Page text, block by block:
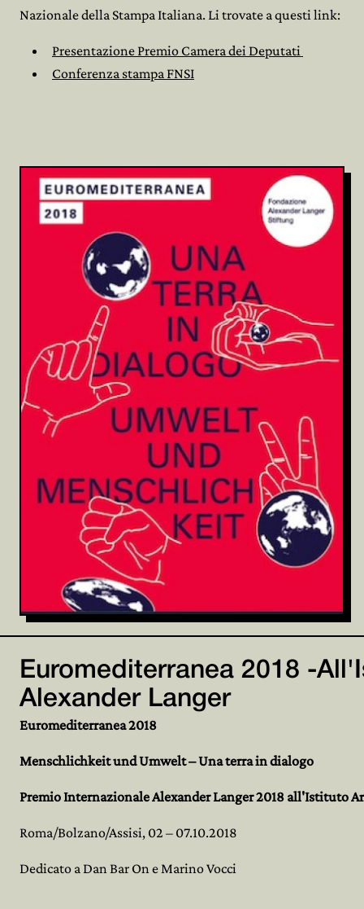
Nazionale della Stampa Italiana. Li trovate a questi link:
Presentazione Premio Camera dei Deputati
Conferenza stampa FNSI
Euromediterranea 2018 -
Alexander Langer
Euromediterranea 2018
Menschlichkeit und Umwelt – Una terra in dialogo
Premio Internazionale Alexander Langer 2018 all'Istituto
Roma/Bolzano/Assisi, 02 – 07.10.2018
Dedicato a Dan Bar On e Marino Vocci